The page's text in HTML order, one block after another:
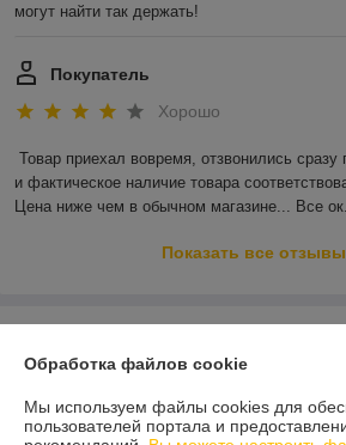
могут найти так держать!
Покупатель
Хорошо
Товар приехал вовремя, отзвонились сразу
и фактическое наличие товара
Цена ниже чем в обычном магазине... Все
Показать все отзывы
Обработка файлов cookie
Мы используем файлы cookies для
пользователей портала и